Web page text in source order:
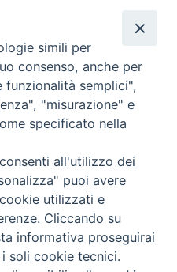
i diritti riservati - Vita
Torna
simili per
consenso, anche per
semplici",
"misurazione" e
specificato nella
all'utilizzo dei
puoi avere
utilizzati e
Cliccando su
informativa proseguirai
soli cookie tecnici.